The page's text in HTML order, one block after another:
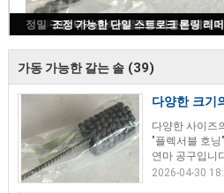
다양한 크기의 시크 모닝 브러쉬
가동 가능한 갈는 솔 (39)
다양한 크기
다양한 사이즈
"플렉서블 호
연마 공구입니
2026-04-30